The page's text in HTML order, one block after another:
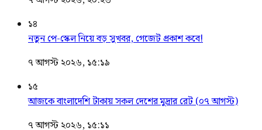
১৪
নতুন পে-স্কেল নিয়ে বড় সুখবর, গেজেট প্রকাশ কবে!
৭ আগস্ট ২০২৬, ১৫:১৯
১৫
আজকে বাংলাদেশি টাকায় সকল দেশের মুদ্রার রেট (০৭ আগস্ট)
৭ আগস্ট ২০২৬, ১৫:১১